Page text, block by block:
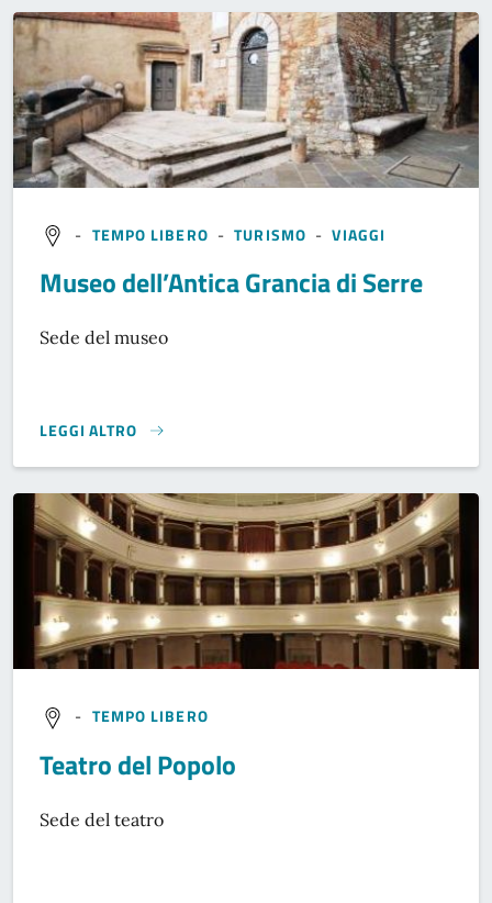
- TEMPO LIBERO -TURISMO -VIAGGI
Museo dell’Antica Grancia di Serre
Sede del museo
LEGGI ALTRO
}
- TEMPO LIBERO
Teatro del Popolo
Sede del teatro